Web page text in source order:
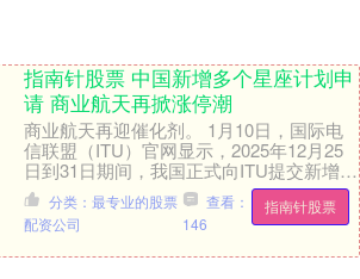
指南针股票 中国新增多个星座计划申
请 商业航天再掀涨停潮
商业航天再迎催化剂。 1月10日，国际电
信联盟（ITU）官网显示，2025年12月25
日到31日期间，我国正式向ITU提交新增
20.3万颗卫星的频率与轨道资源申....
指南针股票
分类：最专业的股票
配资公司
查看：
146